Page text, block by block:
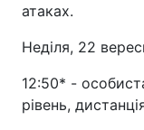
атаках.
Неділя, 22
12:50* -
рівень,